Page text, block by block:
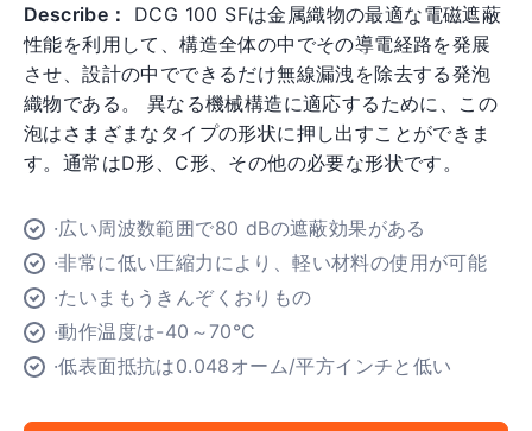
Describe：
DCG 100 SFは金属織物の最適な電磁遮蔽
性能を利用して、構造全体の中でその導電経路を発展
させ、設計の中でできるだけ無線漏洩を除去する発泡
織物である。 異なる機械構造に適応するために、この
泡はさまざまなタイプの形状に押し出すことができま
す。通常はD形、C形、その他の必要な形状です。
·広い周波数範囲で80 dBの遮蔽効果がある
·非常に低い圧縮力により、軽い材料の使用が可能
·たいまもうきんぞくおりもの
·動作温度は-40～70°C
·低表面抵抗は0.048オーム/平方インチと低い